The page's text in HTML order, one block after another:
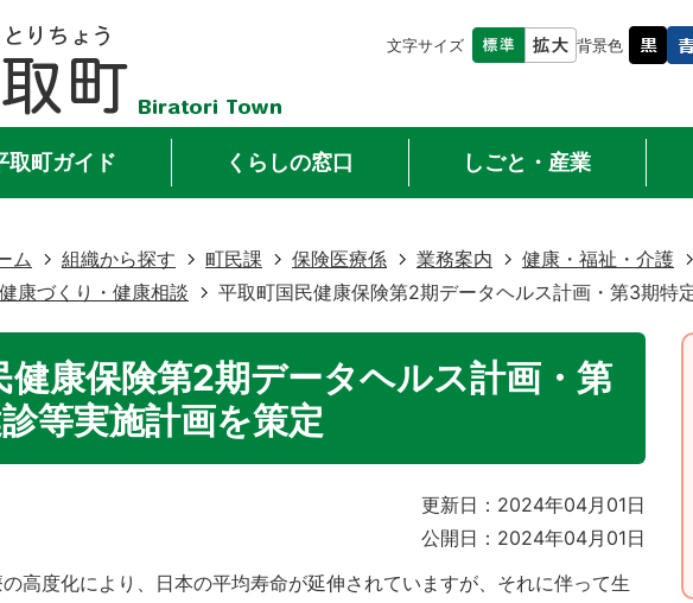
文字サイズ 背景色
取町ガイド くらしの窓口 しごと・産業
ム 組織から探す 町民課 保険医療係 業務案内 健康・福祉・介護
健康づくり・健康相談
平取町国民健康保険第2期データヘルス計画・第3期特
健康保険第2期データヘルス計画・第
等実施計画を策定
更新日：2024年04月01日
公開日：2024年04月01日
高度化により、日本の平均寿命が延伸されていますが、それに伴って生